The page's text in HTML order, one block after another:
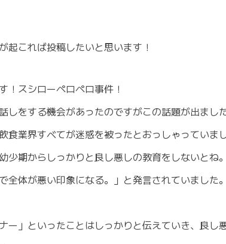
これば投稿したいと思います！
！スシローペロペロ事件！
をする機会があったのですがこの話題が出まし
業界すべてが迷惑を被ったとおっしゃっていま
少期からしっかりと良し悪しの教育をしないとね
体が悪い印象になる。」と発言されていました。
ー」といったことはしっかりと伝えていき、良し